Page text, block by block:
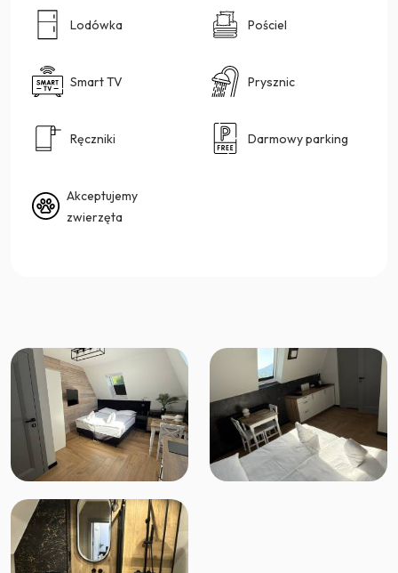
Lodówka Pościel
Smart TV Prysznic
Ręczniki Darmowy parking
Akceptujemy
zwierzęta